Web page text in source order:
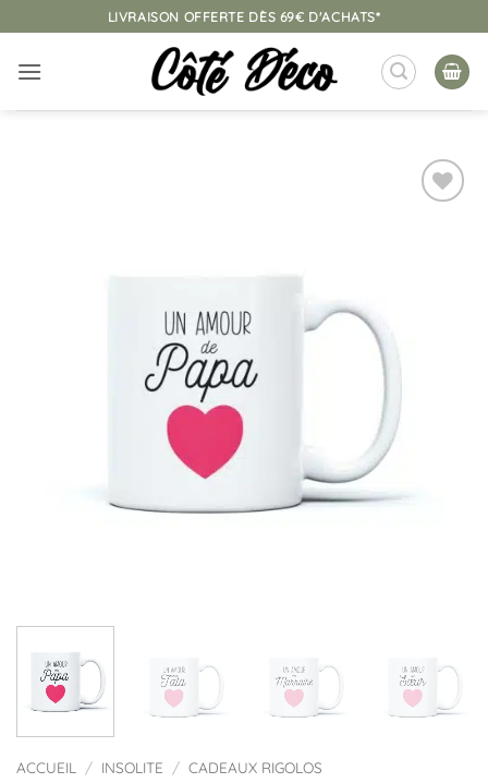
au
contenu
LIVRAISON OFFERTE DÈS 69€ D'ACHATS*
ACCUEIL / INSOLITE / CADEAUX RIGOLOS